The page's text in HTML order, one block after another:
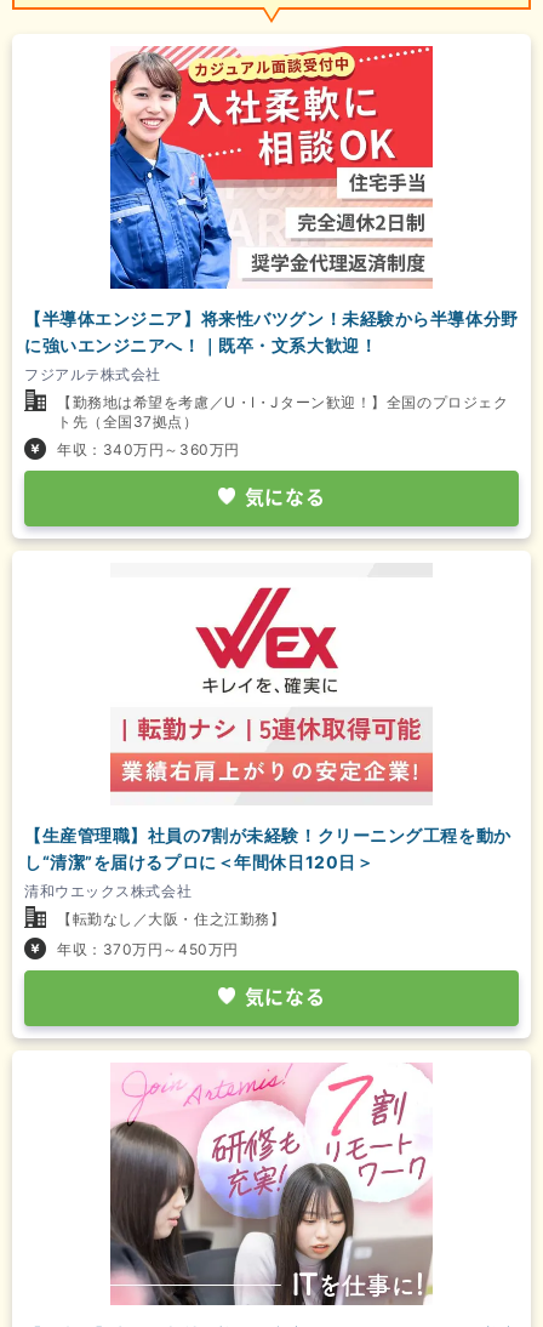
【半導体エンジニア】将来性バツグン！未経験から半導体分野
に強いエンジニアへ！｜既卒・文系大歓迎！
フジアルテ株式会社
【勤務地は希望を考慮／U・I・Jターン歓迎！】全国のプロジェク
ト先（全国37拠点）
年収：340万円～360万円
気になる
【生産管理職】社員の7割が未経験！クリーニング工程を動か
し“清潔”を届けるプロに＜年間休日120日＞
清和ウエックス株式会社
【転勤なし／大阪・住之江勤務】
年収：370万円～450万円
気になる